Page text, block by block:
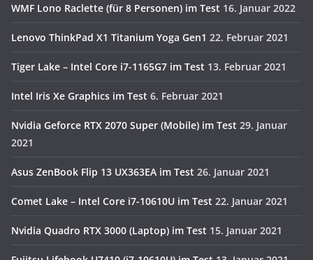
WMF Lono Raclette (für 8 Personen) im Test 16. Januar 2022
Lenovo ThinkPad X1 Titanium Yoga Gen1 22. Februar 2021
Tiger Lake – Intel Core i7-1165G7 im Test 13. Februar 2021
Intel Iris Xe Graphics im Test 6. Februar 2021
Nvidia Geforce RTX 2070 Super (Mobile) im Test 29. Januar
2021
Asus ZenBook Flip 13 UX363EA im Test 26. Januar 2021
Comet Lake – Intel Core i7-10610U im Test 22. Januar 2021
Nvidia Quadro RTX 3000 (Laptop) im Test 15. Januar 2021